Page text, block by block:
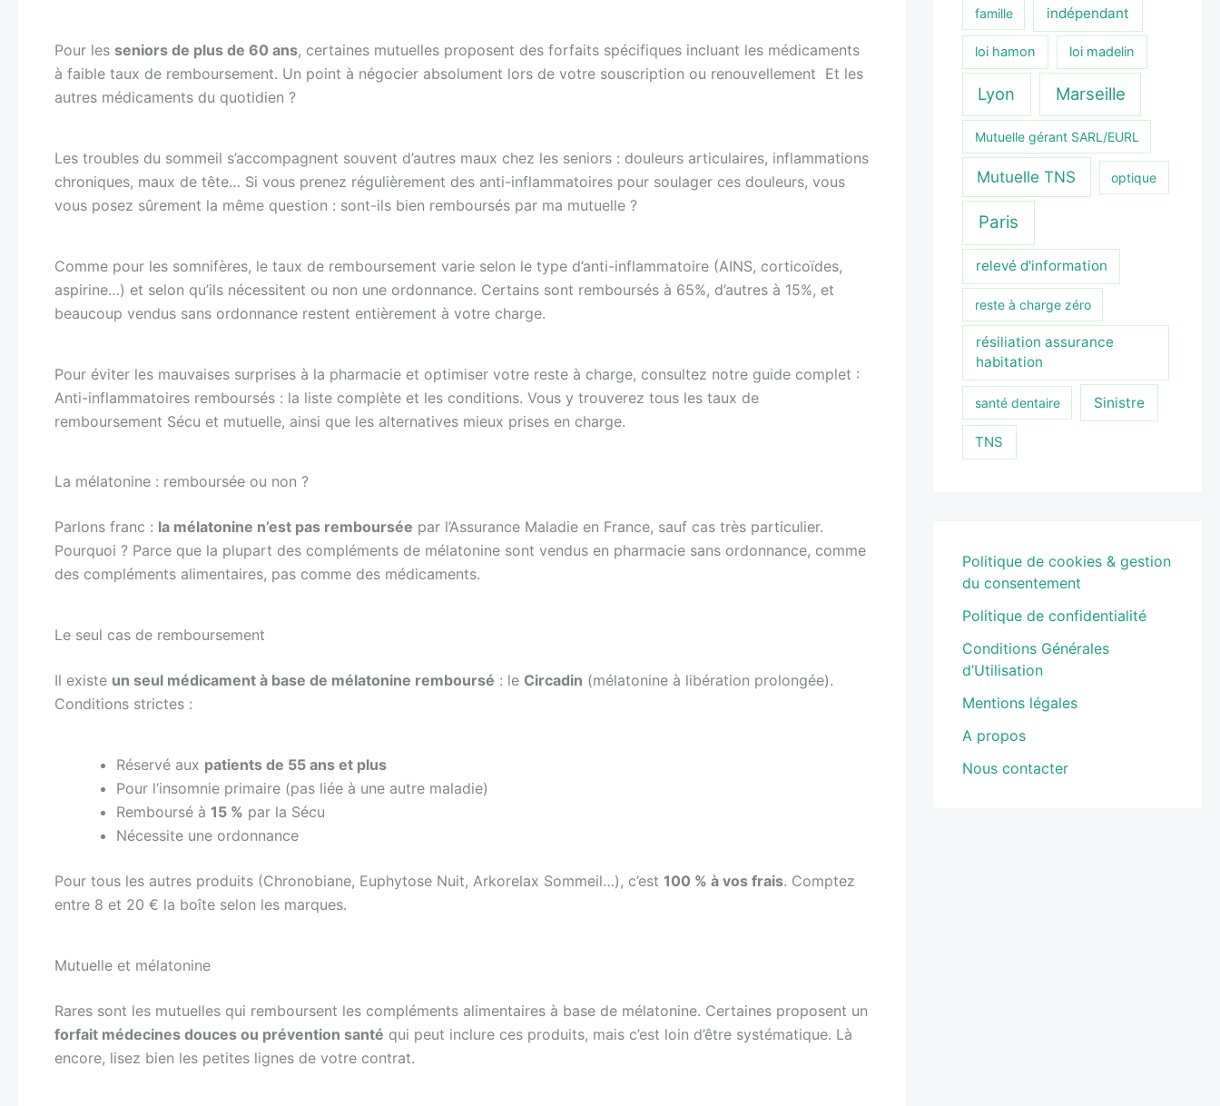
Pour les seniors de plus de 60 ans, certaines mutuelles proposent des forfaits spécifiques incluant les médicaments
à faible taux de remboursement. Un point à négocier absolument lors de votre souscription ou renouvellement Et les
autres médicaments du quotidien ?
Les troubles du sommeil s’accompagnent souvent d’autres maux chez les seniors : douleurs articulaires, inflammations
chroniques, maux de tête… Si vous prenez régulièrement des anti-inflammatoires pour soulager ces douleurs, vous
vous posez sûrement la même question : sont-ils bien remboursés par ma mutuelle ?
Comme pour les somnifères, le taux de remboursement varie selon le type d’anti-inflammatoire (AINS, corticoïdes,
aspirine…) et selon qu’ils nécessitent ou non une ordonnance. Certains sont remboursés à 65%, d’autres à 15%, et
beaucoup vendus sans ordonnance restent entièrement à votre charge.
Pour éviter les mauvaises surprises à la pharmacie et optimiser votre reste à charge, consultez notre guide complet :
Anti-inflammatoires remboursés : la liste complète et les conditions. Vous y trouverez tous les taux de
remboursement Sécu et mutuelle, ainsi que les alternatives mieux prises en charge.
La mélatonine : remboursée ou non ?
Parlons franc : la mélatonine n’est pas remboursée par l’Assurance Maladie en France, sauf cas très particulier.
Pourquoi ? Parce que la plupart des compléments de mélatonine sont vendus en pharmacie sans ordonnance, comme
des compléments alimentaires, pas comme des médicaments.
Le seul cas de remboursement
Il existe un seul médicament à base de mélatonine remboursé : le Circadin (mélatonine à libération prolongée).
Conditions strictes :
Réservé aux patients de 55 ans et plus
Pour l’insomnie primaire (pas liée à une autre maladie)
Remboursé à 15 % par la Sécu
Nécessite une ordonnance
Pour tous les autres produits (Chronobiane, Euphytose Nuit, Arkorelax Sommeil…), c’est 100 % à vos frais. Comptez
entre 8 et 20 € la boîte selon les marques.
Mutuelle et mélatonine
Rares sont les mutuelles qui remboursent les compléments alimentaires à base de mélatonine. Certaines proposent un
forfait médecines douces ou prévention santé qui peut inclure ces produits, mais c’est loin d’être systématique. Là
encore, lisez bien les petites lignes de votre contrat.
famille indépendant
loi hamon loi madelin
Lyon Marseille
Mutuelle gérant SARL/EURL
Mutuelle TNS optique
Paris
relevé d'information
reste à charge zéro
résiliation assurance
habitation
santé dentaire Sinistre
TNS
Politique de cookies & gestion
du consentement
Politique de confidentialité
Conditions Générales
d’Utilisation
Mentions légales
A propos
Nous contacter